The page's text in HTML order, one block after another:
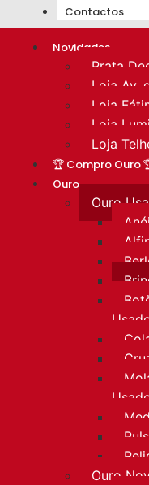
Contactos
Novidades
Prata
Loja Av.
Loja
Loja
Loja
🏆 Compro Ouro
Ouro
Ouro
Ouro